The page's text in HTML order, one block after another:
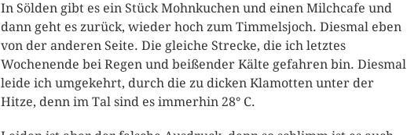
In Sölden gibt es ein Stück Mohnkuchen und einen Milchcafe und
dann geht es zurück, wieder hoch zum Timmelsjoch. Diesmal eben
von der anderen Seite. Die gleiche Strecke, die ich letztes
Wochenende bei Regen und beißender Kälte gefahren bin. Diesmal
leide ich umgekehrt, durch die zu dicken Klamotten unter der
Hitze, denn im Tal sind es immerhin 28° C.